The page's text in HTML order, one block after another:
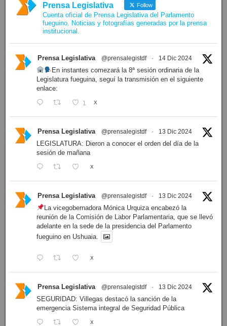
Prensa Legislativa Follow
Cuenta oficial de Prensa Legislativa del Parlamento
fueguino. Noticias y fotografías generadas por la prensa
institucional.
Prensa Legislativa @prensalegistdf · 14 Dic 2024
En instantes comezará la 8ª sesión ordinaria de la
Legislatura fueguina, seguí la transmisión en el siguiente
enlace:
1 X
Prensa Legislativa @prensalegistdf · 13 Dic 2024
LEGISLATURA: Dieron a conocer el orden del día de la
sesión de mañana
X
Prensa Legislativa @prensalegistdf · 13 Dic 2024
La vicegobernadora Mónica Urquiza encabezó la
reunión de la Comisión de Labor Parlamentaria, que se llevó
adelante en la sede de la presidencia del Parlamento
fueguino en Ushuaia.
X
Prensa Legislativa @prensalegistdf · 13 Dic 2024
SEGURIDAD: Villegas destacó la sanción de la
emergencia Sistema integral de Seguridad Pública
X